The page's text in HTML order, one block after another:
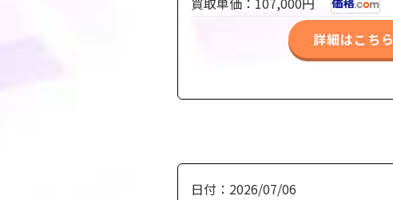
詳細はこちら
日付：2026/07/06